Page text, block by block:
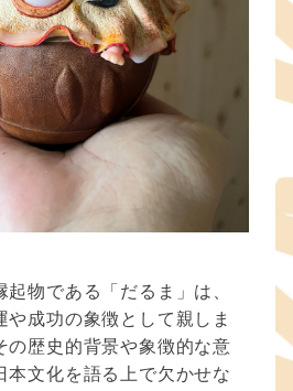
起物である「だるま」は、
や成功の象徴として親しま
の歴史的背景や象徴的な意
本文化を語る上で欠かせな